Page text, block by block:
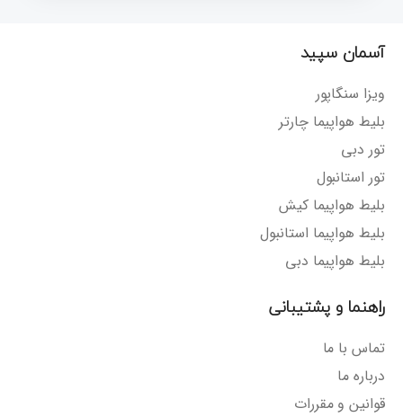
آسمان سپید
ویزا سنگاپور
بلیط هواپیما چارتر
تور دبی
تور استانبول
بلیط هواپیما کیش
بلیط هواپیما استانبول
بلیط هواپیما دبی
راهنما و پشتیبانی
تماس با ما
درباره ما
قوانین و مقررات